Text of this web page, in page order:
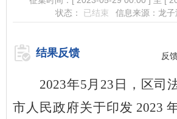
状态： 已结束 信息来源：龙
结果反馈 反
2023年5月23日，区司
市人民政府关于印发 2023